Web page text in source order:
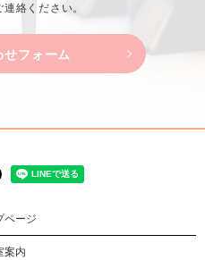
絡ください。
せフォーム
ページ
案内